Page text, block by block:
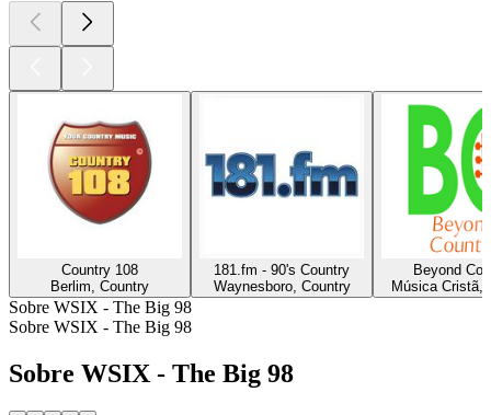
Country 108
Berlim, Country
181.fm - 90's Country
Waynesboro, Country
Beyond
Música Cristã,
Sobre WSIX - The Big 98
Sobre WSIX - The Big 98
Sobre WSIX - The Big 98